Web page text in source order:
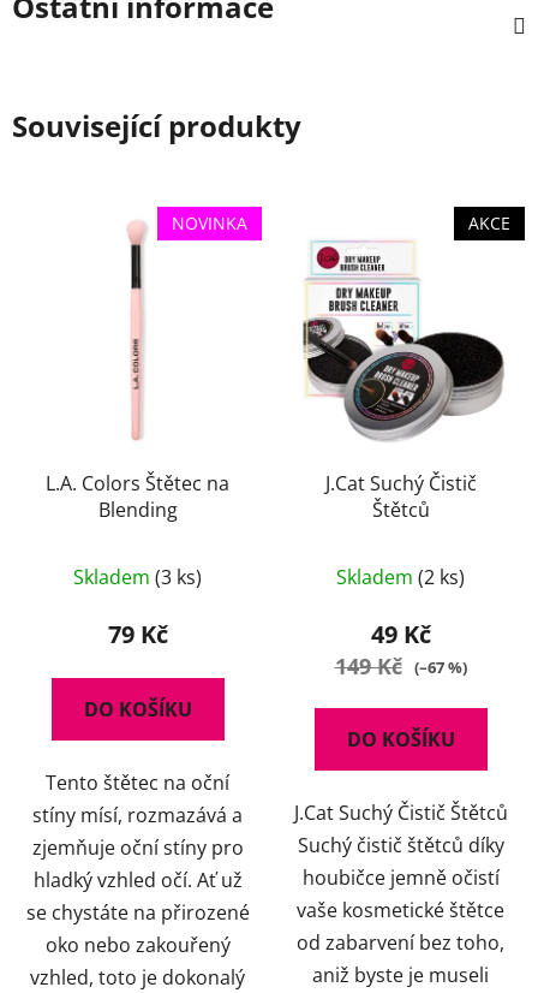
Související produkty
NOVINKA
L.A. Colors Štětec na
Blending
Skladem (3 ks)
79 Kč
DO KOŠÍKU
Tento štětec na oční
stíny mísí, rozmazává a
zjemňuje oční stíny pro
hladký vzhled očí. Ať už
se chystáte na přirozené
oko nebo zakouřený
vzhled, toto je dokonalý
AKCE
J.Cat Suchý Čistič
Štětců
Skladem (2 ks)
49 Kč
149 Kč (–67 %)
DO KOŠÍKU
J.Cat Suchý Čistič Štětců
Suchý čistič štětců díky
houbičce jemně očistí
vaše kosmetické štětce
od zabarvení bez toho,
aniž byste je museli